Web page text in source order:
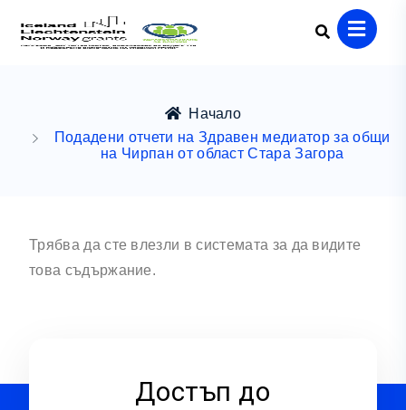
Начало
Подадени отчети на Здравен медиатор за общи
на Чирпан от област Стара Загора
Трябва да сте влезли в системата за да видите
това съдържание.
Достъп до